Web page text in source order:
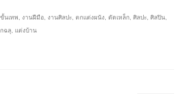
ขั้นเทพ งานฝีมือ งานศิลปะ ตกแต่งผนัง ตัดเหล็ก ศิลปะ ศิลปิน
ฉลุ แต่งบ้าน